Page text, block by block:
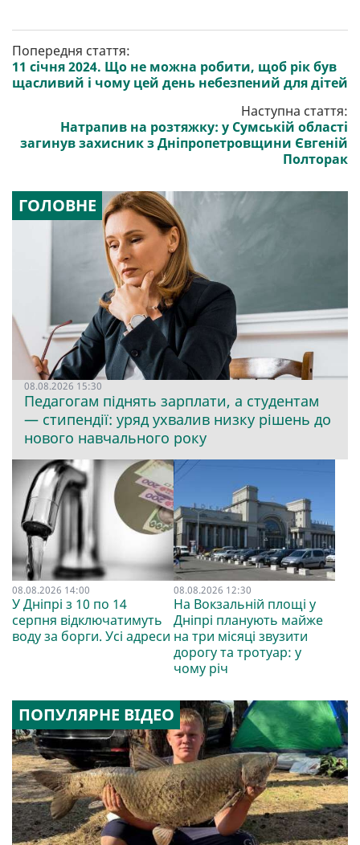
Попередня стаття:
11 січня 2024. Що не можна робити, щоб рік був
щасливий і чому цей день небезпений для дітей
Наступна стаття:
Натрапив на розтяжку: у Сумській області
загинув захисник з Дніпропетровщини Євгеній
Полторак
ГОЛОВНЕ
08.08.2026 15:30
Педагогам піднять зарплати, а студентам
— стипендії: уряд ухвалив низку рішень до
нового навчального року
08.08.2026 14:00
У Дніпрі з 10 по 14
серпня відключатимуть
воду за борги. Усі адреси
08.08.2026 12:30
На Вокзальній площі у
Дніпрі планують майже
на три місяці звузити
дорогу та тротуар: у
чому річ
ПОПУЛЯРНЕ ВІДЕО